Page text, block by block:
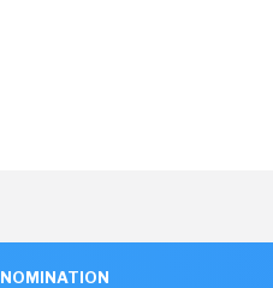
NOMINATION